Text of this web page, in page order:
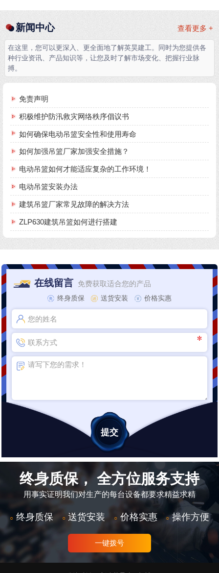
查看更多 +
新闻中心
在这里，您可以更深入、更全面地了解英昊建工。同时为您提供各
种行业资讯、产品知识等，让您及时了解市场变化、把握行业脉
搏。
免责声明
积极维护防汛救灾网络秩序倡议书
如何确保电动吊篮安全性和使用寿命
如何加强吊篮厂家加强安全措施？
电动吊篮如何才能适应复杂的工作环境！
电动吊篮安装办法
建筑吊篮厂家常见故障的解决方法
ZLP630建筑吊篮如何进行搭建
在线留言 免费获取适合您的产品
终身质保 送货安装 价格实惠
终身质保， 全方位服务支持
用事实证明我们对生产的每台设备都要求精益求精
○ 终身质保 ○ 送货安装 ○ 价格实惠 ○ 操作方便
一键拨号